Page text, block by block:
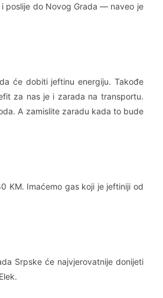
poslije do Novog Grada — naveo je
će dobiti jeftinu energiju. Takođe
za nas je i zarada na transportu.
A zamislite zaradu kada to bude
KM. Imaćemo gas koji je jeftiniji od
Srpske će najvjerovatnije donijeti